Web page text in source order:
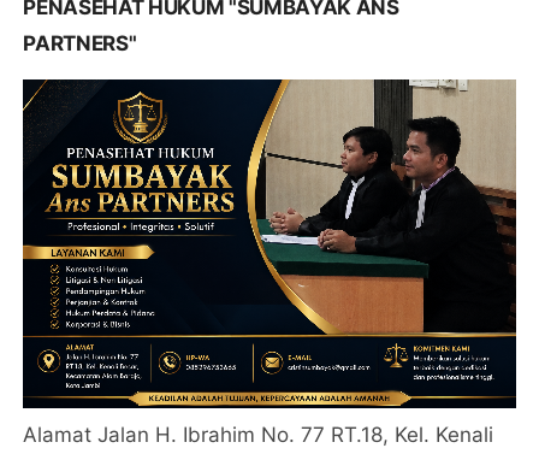
PENASEHAT HUKUM "SUMBAYAK ANS
PARTNERS"
Alamat Jalan H. Ibrahim No. 77 RT.18, Kel. Kenali